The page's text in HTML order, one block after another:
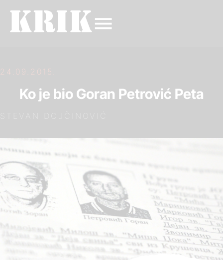
24.09.2015.
Ko je bio Goran Petrović Peta